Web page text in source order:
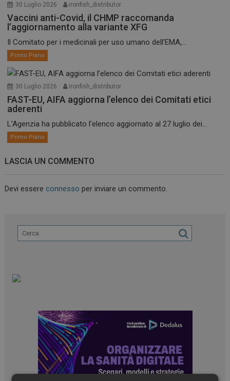
30 Luglio 2026 ironfish_distributor
Vaccini anti-Covid, il CHMP raccomanda
l’aggiornamento alla variante XFG
Il Comitato per i medicinali per uso umano dell’EMA,...
Primo Piano
30 Luglio 2026 ironfish_distributor
FAST-EU, AIFA aggiorna l’elenco dei Comitati etici
aderenti
L’Agenzia ha pubblicato l’elenco aggiornato al 27 luglio dei...
Primo Piano
LASCIA UN COMMENTO
Devi essereconnesso per inviare un commento.